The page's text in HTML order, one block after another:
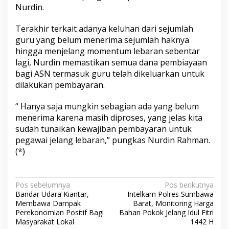
Nurdin.
Terakhir terkait adanya keluhan dari sejumlah
guru yang belum menerima sejumlah haknya
hingga menjelang momentum lebaran sebentar
lagi, Nurdin memastikan semua dana pembiayaan
bagi ASN termasuk guru telah dikeluarkan untuk
dilakukan pembayaran.
“ Hanya saja mungkin sebagian ada yang belum
menerima karena masih diproses, yang jelas kita
sudah tunaikan kewajiban pembayaran untuk
pegawai jelang lebaran,” pungkas Nurdin Rahman.
(*)
N
a
v
Pos sebelumnya
Bandar Udara Kiantar,
Membawa Dampak
Perekonomian Positif Bagi
Masyarakat Lokal
Pos berikutnya
Intelkam Polres Sumbawa
Barat, Monitoring Harga
Bahan Pokok Jelang Idul Fitri
1442 H